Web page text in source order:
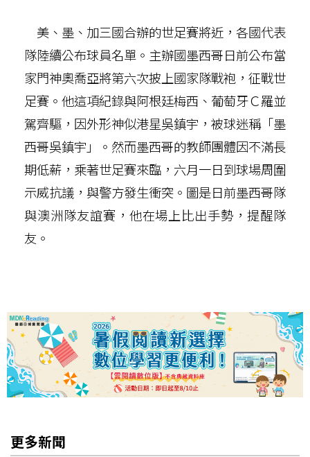
美、墨、加三國合辦的世足賽將近，各國代表
隊陸續公布球員名單。主辦國墨西哥日前公布當
家門神奧喬亞將第六次披上國家隊戰袍，征戰世
足賽。他這項紀錄與阿根廷梅西、葡萄牙Ｃ羅並
駕齊驅，因外形神似港星吳鎮宇，被球迷稱「墨
西哥吳鎮宇」。然而墨西哥的教師團體因不滿長
期低薪，乘著世足賽來臨，六月一日到球場周圍
示威抗議，與警方發生衝突。圖是日前墨西哥隊
與澳洲隊友誼賽，他在場上比出手勢，提醒隊
友。
更多新聞